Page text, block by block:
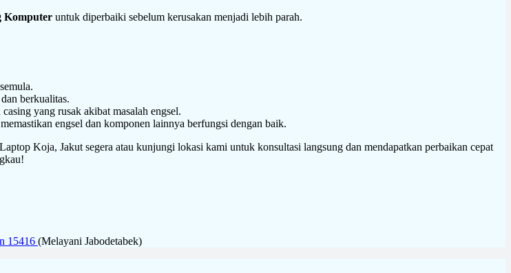
Komputer untuk diperbaiki sebelum kerusakan menjadi lebih parah.
berkualitas.
yang rusak akibat masalah engsel.
engsel dan komponen lainnya berfungsi dengan baik.
Koja, Jakut segera atau kunjungi lokasi kami untuk konsultasi langsung dan mendapatkan perbaikan cepat
15416 (Melayani Jabodetabek)